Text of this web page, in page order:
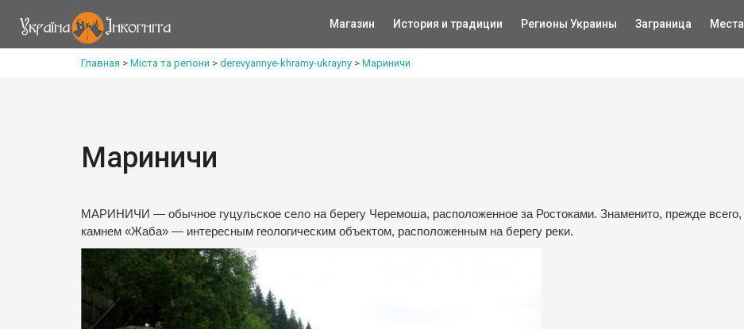
Магазин История и традиции Регионы Украины Заграница Места
Главная > Міста та регіони > derevyannye-khramy-ukrayny > Мариничи
Мариничи
МАРИНИЧИ — обычное гуцульское село на берегу Черемоша, расположенное за Ростоками. Знаменито, прежде всего,
камнем «Жаба» — интересным геологическим объектом, расположенным на берегу реки.